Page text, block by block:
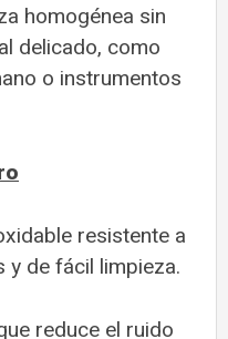
homogénea sin
delicado, como
o instrumentos
resistente a
de fácil limpieza.
reduce el ruido